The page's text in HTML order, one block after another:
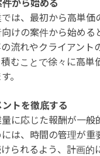
から始める
は、最初から高単価
けの案件から始める
流れやクライアント
むことで徐々に高単
。
トを徹底する
に応じた報酬が一般
は、時間の管理が重
られるよう、計画的